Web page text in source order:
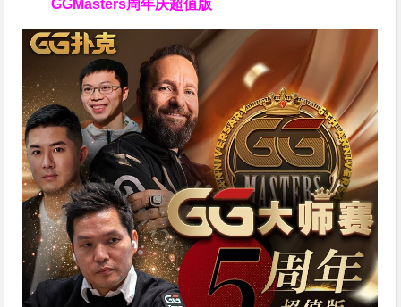
GGMasters周年庆超值版